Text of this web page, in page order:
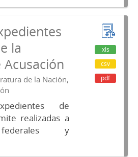
la
de la Nación,
de
realizadas a
federales y
xls
csv
pdf